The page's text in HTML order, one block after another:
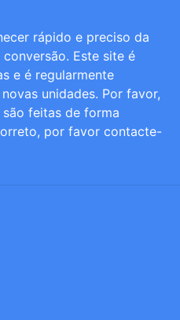
rápido e preciso da
Este site é
e é regularmente
unidades. Por favor,
feitas de forma
por favor contacte-